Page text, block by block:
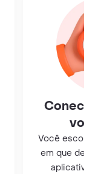
Você escolhe
em que
aplicativo.